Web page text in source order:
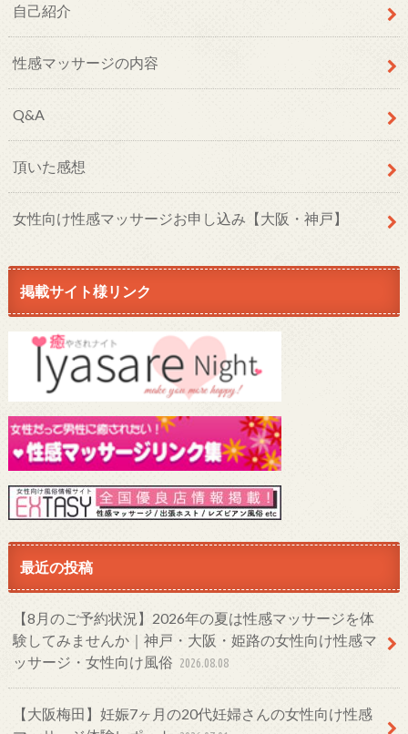
自己紹介
性感マッサージの内容
Q&A
頂いた感想
女性向け性感マッサージお申し込み【大阪・神戸】
掲載サイト様リンク
最近の投稿
【8月のご予約状況】2026年の夏は性感マッサージを体
験してみませんか｜神戸・大阪・姫路の女性向け性感マ
ッサージ・女性向け風俗 2026.08.08
【大阪梅田】妊娠7ヶ月の20代妊婦さんの女性向け性感